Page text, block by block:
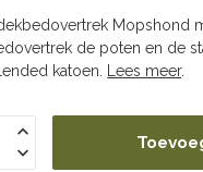
Mopshond
de poten en de
katoen.
Lees meer.